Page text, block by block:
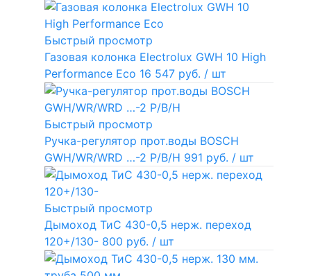
Быстрый просмотр
Газовая колонка Electrolux GWH 10 High
Performance Eco 16 547 руб. / шт
Быстрый просмотр
Ручка-регулятор прот.воды BOSCH
GWH/WR/WRD …-2 P/B/H 991 руб. / шт
Быстрый просмотр
Дымоход ТиС 430-0,5 нерж. переход
120+/130- 800 руб. / шт